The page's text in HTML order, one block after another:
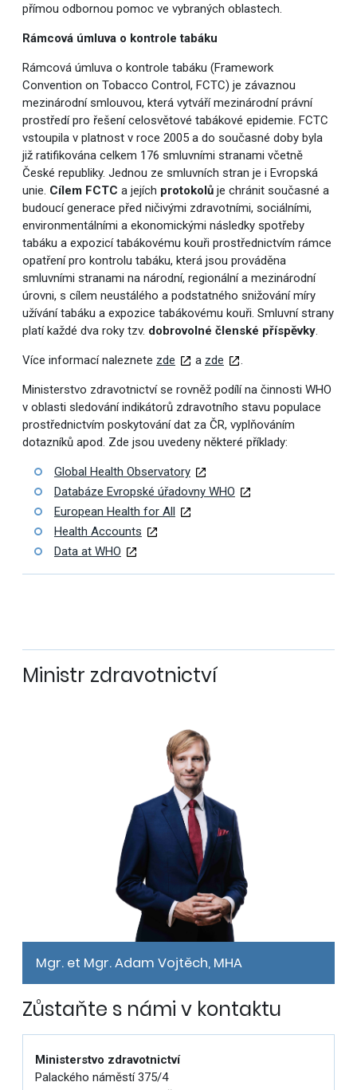
přímou odbornou pomoc ve vybraných oblastech.
Rámcová úmluva o kontrole tabáku
Rámcová úmluva o kontrole tabáku (Framework
Convention on Tobacco Control, FCTC) je závaznou
mezinárodní smlouvou, která vytváří mezinárodní právní
prostředí pro řešení celosvětové tabákové epidemie. FCTC
vstoupila v platnost v roce 2005 a do současné doby byla
již ratifikována celkem 176 smluvními stranami včetně
České republiky. Jednou ze smluvních stran je i Evropská
unie. Cílem FCTC a jejích protokolůje chránit současné a
budoucí generace před ničivými zdravotními, sociálními,
environmentálními a ekonomickými následky spotřeby
tabáku a expozicí tabákovému kouři prostřednictvím rámce
opatření pro kontrolu tabáku, která jsou prováděna
smluvními stranami na národní, regionální a mezinárodní
úrovni, s cílem neustálého a podstatného snižování míry
užívání tabáku a expozice tabákovému kouři. Smluvní strany
platí každé dva roky tzv. dobrovolné členské příspěvky.
Více informací naleznete zde a zde .
Ministerstvo zdravotnictví se rovněž podílí na činnosti WHO
v oblasti sledování indikátorů zdravotního stavu populace
prostřednictvím poskytování dat za ČR, vyplňováním
dotazníků apod. Zde jsou uvedeny některé příklady:
Global Health Observatory
Databáze Evropské úřadovny WHO
European Health for All
Health Accounts
Data at WHO
Ministr zdravotnictví
Mgr. et Mgr. Adam Vojtěch, MHA
Zůstaňte s námi v kontaktu
Ministerstvo zdravotnictví
Palackého náměstí 375/4